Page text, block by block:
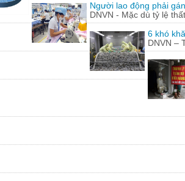
Người lao động phải
DNVN - Mặc dù tỷ lệ
6 khó
DNVN –